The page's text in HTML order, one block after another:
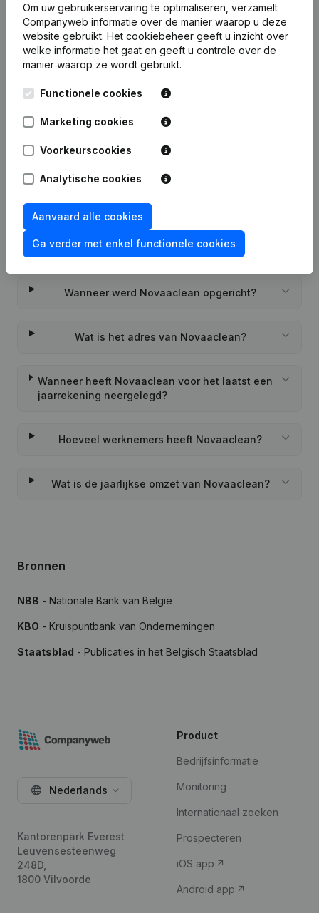
Datum Publicatie
07-07-2026
Rubriek Oprichting (Nieuwe
Rechtspersoon, Opening Bijkantoor,
Wat is het btw-nummer van Novaaclean?
Wat is het PEPPOL ID van Novaaclean?
Wanneer werd Novaaclean opgericht?
Wat is het adres van Novaaclean?
Wanneer heeft Novaaclean voor het laatst een
jaarrekening neergelegd?
Hoeveel werknemers heeft Novaaclean?
Wat is de jaarlijkse omzet van Novaaclean?
Bronnen
NBB - Nationale Bank van België
KBO - Kruispuntbank van Ondernemingen
Staatsblad - Publicaties in het Belgisch Staatsblad
Om uw gebruikerservaring te optimaliseren, verzamelt
Companyweb informatie over de manier waarop u deze
website gebruikt. Het cookiebeheer geeft u inzicht over
welke informatie het gaat en geeft u controle over de
manier waarop ze wordt gebruikt.
Functionele cookies
Marketing cookies
Voorkeurscookies
Analytische cookies
Aanvaard alle cookies
Ga verder met enkel functionele cookies
Nederlands
Kantorenpark Everest
Leuvensesteenweg
248D,
1800 Vilvoorde
Product
Bedrijfsinformatie
Monitoring
Internationaal zoeken
Prospecteren
iOS app
Android app